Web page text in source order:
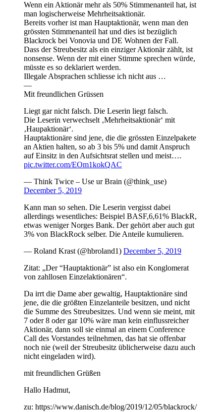
Wenn ein Aktionär mehr als 50% Stimmenanteil hat, ist
man logischerweise Mehrheitsaktionär.
Bereits vorher ist man Hauptaktionär, wenn man den
grössten Stimmenanteil hat und dies ist bezüglich
Blackrock bei Vonovia und DE Wohnen der Fall.
Dass der Streubesitz als ein einziger Aktionär zählt, ist
nonsense. Wenn der mit einer Stimme sprechen würde,
müsste es so deklariert werden.
Illegale Absprachen schliesse ich nicht aus …
—
Mit freundlichen Grüssen
Liegt gar nicht falsch. Die Leserin liegt falsch.
Die Leserin verwechselt ‚Mehrheitsaktionär‘ mit
‚Haupaktionär‘.
Hauptaktionäre sind jene, die die grössten Einzelpakete
an Aktien halten, so ab 3 bis 5% und damit Anspruch
auf Einsitz in den Aufsichtsrat stellen und meist….
pic.twitter.com/EOm1kokQAC
— Think Twice – Use ur Brain (@think_use)
December 5, 2019
Kann man so sehen. Die Leserin vergisst dabei
allerdings wesentliches: Beispiel BASF,6,61% BlackR,
etwas weniger Norges Bank. Der gehört aber auch gut
3% von BlackRock selber. Die Anteile kumulieren.
— Roland Krast (@hbroland1) December 5, 2019
Zitat: „Der “Hauptaktionär” ist also ein Konglomerat
von zahllosen Einzelaktionären“.
Da irrt die Dame aber gewaltig, Hauptaktionäre sind
jene, die die größten Einzelanteile besitzen, und nicht
die Summe des Streubesitzes. Und wenn sie meint, mit
7 oder 8 oder gar 10% wäre man kein einflussreicher
Aktionär, dann soll sie einmal an einem Conference
Call des Vorstandes teilnehmen, das hat sie offenbar
noch nie (weil der Streubesitz üblicherweise dazu auch
nicht eingeladen wird).
mit freundlichen Grüßen
Hallo Hadmut,
zu: https://www.danisch.de/blog/2019/12/05/blackrock/